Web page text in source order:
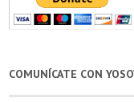
COMUNÍCATE CON